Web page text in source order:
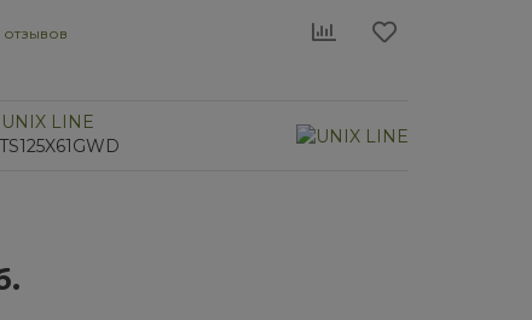
отзывов
UNIX LINE